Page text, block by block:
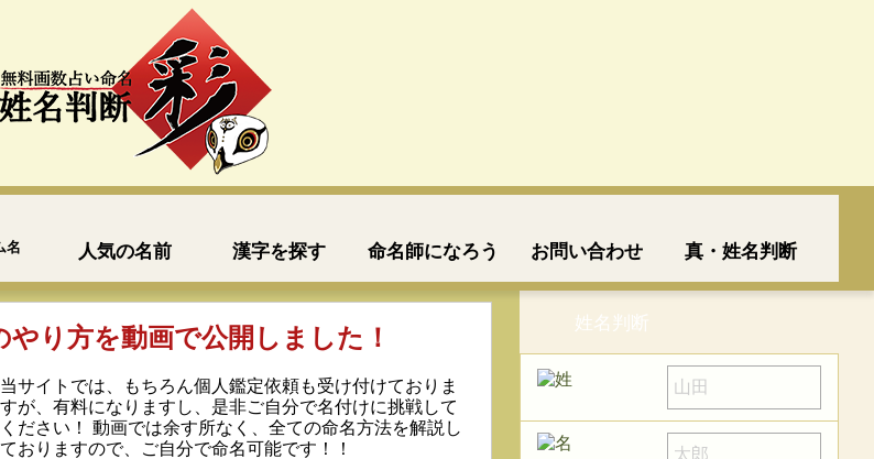
名
人気の名前 漢字を探す 命名師になろう お問い合わせ 真・姓名判断
やり方を動画で公開しました！
当サイトでは、もちろん個人鑑定依頼も受け付けておりま
すが、有料になりますし、是非ご自分で名付けに挑戦して
ください！ 動画では余す所なく、全ての命名方法を解説し
ておりますので、ご自分で命名可能です！！
姓名判断